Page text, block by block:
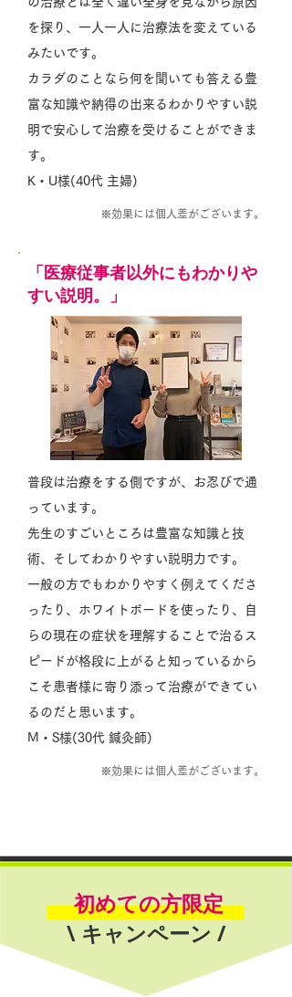
を探り、一人一人に治療法を変えている
みたいです。
カラダのことなら何を聞いても答える豊
富な知識や納得の出来るわかりやすい説
明で安心して治療を受けることができま
す。
K・U様(40代 主婦)
※効果には個人差がございます。
「医療従事者以外にもわかりや
すい説明。」
普段は治療をする側ですが、お忍びで通
っています。
先生のすごいところは豊富な知識と技
術、そしてわかりやすい説明力です。
一般の方でもわかりやすく例えてくださ
ったり、ホワイトボードを使ったり、自
らの現在の症状を理解することで治るス
ピードが格段に上がると知っているから
こそ患者様に寄り添って治療ができてい
るのだと思います。
M・S様(30代 鍼灸師)
※効果には個人差がございます。
初めての方限定
\ キャンペーン /